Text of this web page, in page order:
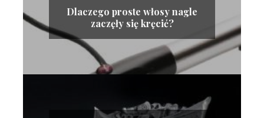
Dlaczego proste włosy nagle
zaczęły się kręcić?